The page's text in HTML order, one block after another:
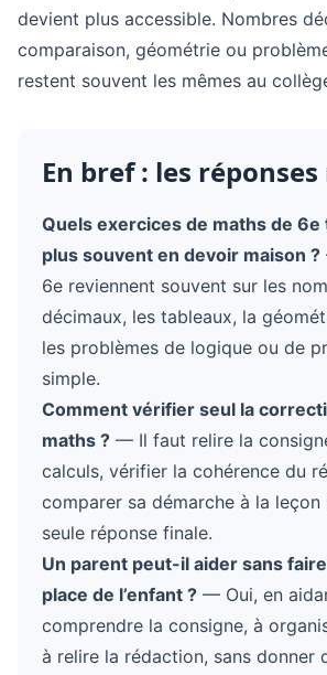
devient plus accessible. Nombres
comparaison, géométrie ou
restent souvent les mêmes au
En bref : les
Quels exercices de maths de 6e
plus souvent en devoir maison ?
6e reviennent souvent sur les
décimaux, les tableaux, la
les problèmes de logique ou de
simple.
Comment vérifier seul la
maths ? — Il faut relire la
calculs, vérifier la cohérence du
comparer sa démarche à la leçon
seule réponse finale.
Un parent peut-il aider sans
place de l’enfant ? — Oui, en
comprendre la consigne, à
à relire la rédaction, sans donner